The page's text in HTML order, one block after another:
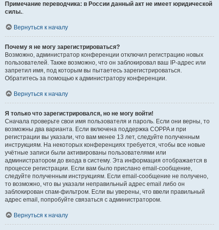
Примечание переводчика: в России данный акт не имеет юридической
силы..
Вернуться к началу
Почему я не могу зарегистрироваться?
Возможно, администратор конференции отключил регистрацию новых
пользователей. Также возможно, что он заблокировал ваш IP-адрес или
запретил имя, под которым вы пытаетесь зарегистрироваться.
Обратитесь за помощью к администратору конференции.
Вернуться к началу
Я только что зарегистрировался, но не могу войти!
Сначала проверьте свои имя пользователя и пароль. Если они верны, то
возможны два варианта. Если включена поддержка COPPA и при
регистрации вы указали, что вам менее 13 лет, следуйте полученным
инструкциям. На некоторых конференциях требуется, чтобы все новые
учётные записи были активированы пользователями или
администратором до входа в систему. Эта информация отображается в
процессе регистрации. Если вам было прислано email-сообщение,
следуйте полученным инструкциям. Если email-сообщение не получено,
то возможно, что вы указали неправильный адрес email либо он
заблокирован спам-фильтром. Если вы уверены, что ввели правильный
адрес email, попробуйте связаться с администратором.
Вернуться к началу